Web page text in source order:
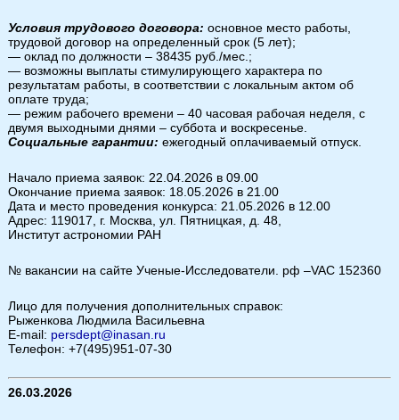
Условия трудового договора: основное место работы,
трудовой договор на определенный срок (5 лет);
— оклад по должности – 38435 руб./мес.;
— возможны выплаты стимулирующего характера по
результатам работы, в соответствии с локальным актом об
оплате труда;
— режим рабочего времени – 40 часовая рабочая неделя, с
двумя выходными днями – суббота и воскресенье.
Социальные гарантии: ежегодный оплачиваемый отпуск.
Начало приема заявок: 22.04.2026 в 09.00
Окончание приема заявок: 18.05.2026 в 21.00
Дата и место проведения конкурса: 21.05.2026 в 12.00
Адрес: 119017, г. Москва, ул. Пятницкая, д. 48,
Институт астрономии РАН
№ вакансии на сайте Ученые-Исследователи. рф –VAC 152360
Лицо для получения дополнительных справок:
Рыженкова Людмила Васильевна
E-mail: persdept@inasan.ru
Телефон: +7(495)951-07-30
26.03.2026